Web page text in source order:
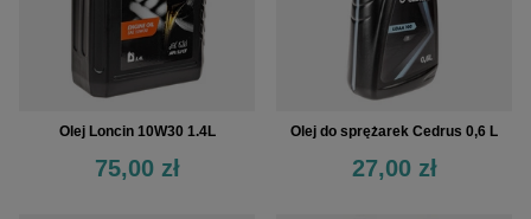
Olej Loncin 10W30 1.4L
75,00 zł
Olej do sprężarek Cedrus 0,6 L
27,00 zł